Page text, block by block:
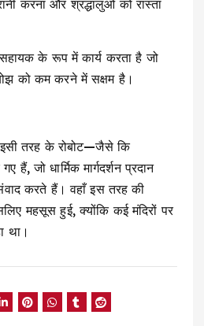
करना और श्रद्धालुओं को रास्ता
के रूप में कार्य करता है जो
को कम करने में सक्षम है।
तरह के रोबोट—जैसे कि
हैं, जो धार्मिक मार्गदर्शन प्रदान
करते हैं। वहाँ इस तरह की
महसूस हुई, क्योंकि कई मंदिरों पर
था।